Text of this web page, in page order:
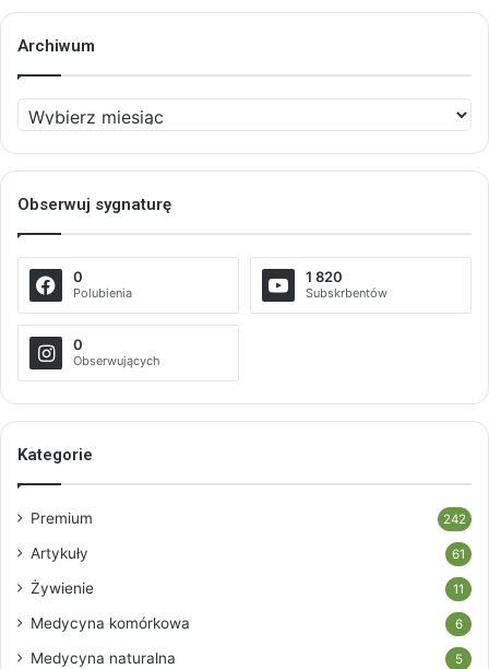
Archiwum
Archiwum
Obserwuj sygnaturę
0
Polubienia
1 820
Subskrbentów
0
Obserwujących
Kategorie
Premium 242
Artykuły 61
Żywienie 11
Medycyna komórkowa 6
Medycyna naturalna 5